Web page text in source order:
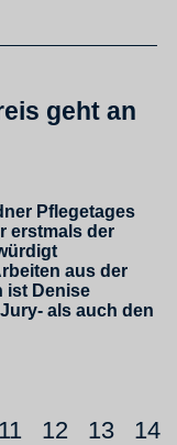
geht an
Pflegetages
erstmals der
aus der
ist Denise
als auch den
11 12 13 14